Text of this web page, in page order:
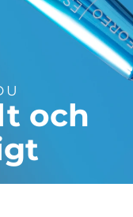
och